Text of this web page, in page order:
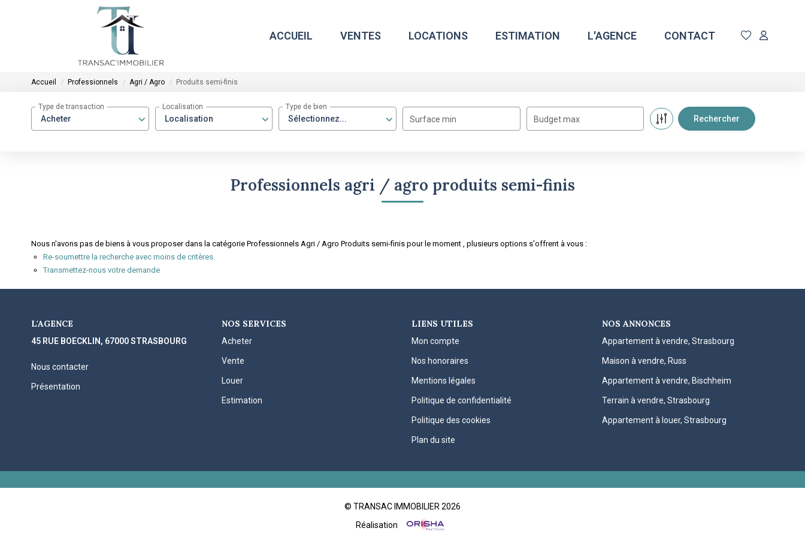
ACCUEIL VENTES LOCATIONS ESTIMATION L'AGENCE CONTACT
Accueil Professionnels Agri / Agro Produits semi-finis
Acheter
Type de transaction
Localisation
Localisation
Sélectionnez...
Type de bien
Surface min Budget max
Professionnels agri / agro produits semi-finis
Nous n'avons pas de biens à vous proposer dans la catégorie Professionnels Agri / Agro Produits semi-finis pour le moment , plusieurs options s'offrent à vous :
Re-soumettre la recherche avec moins de critères.
Transmettez-nous votre demande
L'AGENCE
45 RUE BOECKLIN, 67000 STRASBOURG
Nous contacter
Présentation
NOS SERVICES
Acheter
Vente
Louer
Estimation
LIENS UTILES
Mon compte
Nos honoraires
Mentions légales
Politique de confidentialité
Politique des cookies
Plan du site
NOS ANNONCES
Appartement à vendre, Strasbourg
Maison à vendre, Russ
Appartement à vendre, Bischheim
Terrain à vendre, Strasbourg
Appartement à louer, Strasbourg
© TRANSAC IMMOBILIER 2026
Réalisation